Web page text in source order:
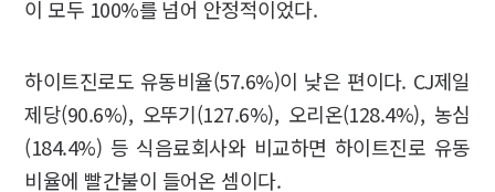
이 모두 100%를 넘어 안정적이었다.
하이트진로도 유동비율(57.6%)이 낮은 편이다. CJ제일
제당(90.6%), 오뚜기(127.6%), 오리온(128.4%), 농심
(184.4%) 등 식음료회사와 비교하면 하이트진로 유동
비율에 빨간불이 들어온 셈이다.